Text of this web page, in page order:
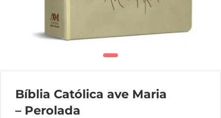
Bíblia Católica ave Maria
– Perolada